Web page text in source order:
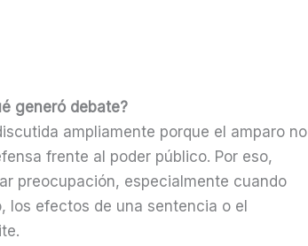
generó debate?
ampliamente porque el amparo no
frente al poder público. Por eso,
preocupación, especialmente cuando
los efectos de una sentencia o el